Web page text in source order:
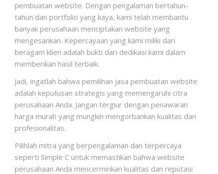
pembuatan website. Dengan pengalaman bertahun-
tahun dan portfolio yang kaya, kami telah membantu
banyak perusahaan menciptakan website yang
mengesankan. Kepercayaan yang kami miliki dari
beragam klien adalah bukti dari dedikasi kami dalam
memberikan hasil terbaik.
Jadi, ingatlah bahwa pemilihan jasa pembuatan website
adalah keputusan strategis yang memengaruhi citra
perusahaan Anda. Jangan tergiur dengan penawaran
harga murah yang mungkin mengorbankan kualitas dan
profesionalitas.
Pilihlah mitra yang berpengalaman dan terpercaya
seperti Simple C untuk memastikan bahwa website
perusahaan Anda mencerminkan kualitas dan reputasi